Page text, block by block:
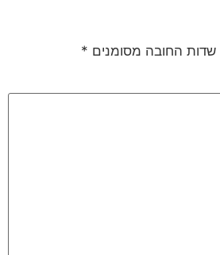
שדות החובה מסומנים *